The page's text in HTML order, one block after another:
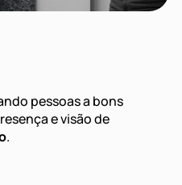
pessoas a bons
e visão de
.